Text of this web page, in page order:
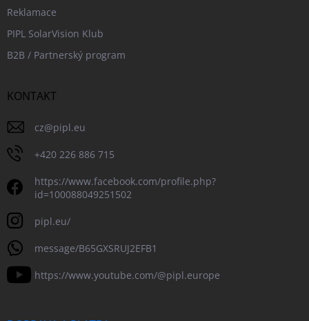
Reklamace
PIPL SolarVision Klub
B2B / Partnerský program
KONTAKT
cz@pipl.eu
+420 226 886 715
https://www.facebook.com/profile.php?
id=100088049251502
pipl.eu/
message/B65GXSRUJ2EFB1
https://www.youtube.com/@pipl.europe